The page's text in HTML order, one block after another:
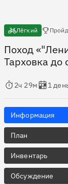
Лёгкий
Поход
Тарховка до
в пути
2ч 29м
Оценка в днях
1
Информация
План
Инвентарь
Обсуждение